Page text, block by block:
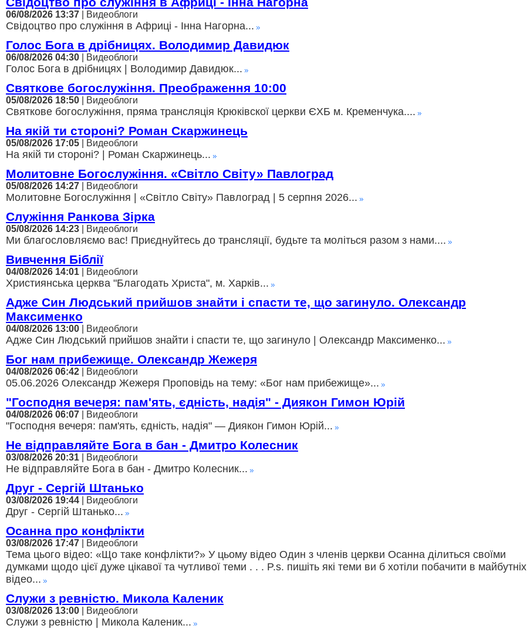
06/08/2026 13:37 | Видеоблоги
Свідоцтво про служіння в Африці - Інна Нагорна...
Голос Бога в дрібницях. Володимир Давидюк
06/08/2026 04:30 | Видеоблоги
Голос Бога в дрібницях | Володимир Давидюк...
Святкове богослужіння. Преображення 10:00
05/08/2026 18:50 | Видеоблоги
Святкове богослужіння, пряма трансляція Крюківскої церкви ЄХБ м. Кременчука....
На якій ти стороні? Роман Скаржинець
05/08/2026 17:05 | Видеоблоги
На якій ти стороні? | Роман Скаржинець...
Молитовне Богослужіння. «Світло Світу» Павлоград
05/08/2026 14:27 | Видеоблоги
Молитовне Богослужіння | «Світло Світу» Павлоград | 5 серпня 2026...
Служіння Ранкова Зірка
05/08/2026 14:23 | Видеоблоги
Ми благословляємо вас! Приєднуйтесь до трансляції, будьте та моліться разом з нами....
Вивчення Біблії
04/08/2026 14:01 | Видеоблоги
Християнська церква "Благодать Христа", м. Харків...
Адже Син Людський прийшов знайти і спасти те, що загинуло. Олександр
Максименко
04/08/2026 13:00 | Видеоблоги
Адже Син Людський прийшов знайти і спасти те, що загинуло | Олександр Максименко...
Бог нам прибежище. Олександр Жежеря
04/08/2026 06:42 | Видеоблоги
05.06.2026 Олександр Жежеря Проповідь на тему: «Бог нам прибежище»...
"Господня вечеря: пам'ять, єдність, надія" - Диякон Гимон Юрій
04/08/2026 06:07 | Видеоблоги
"Господня вечеря: пам'ять, єдність, надія" — Диякон Гимон Юрій...
Не відправляйте Бога в бан - Дмитро Колесник
03/08/2026 20:31 | Видеоблоги
Не відправляйте Бога в бан - Дмитро Колесник...
Друг - Сергій Штанько
03/08/2026 19:44 | Видеоблоги
Друг - Сергій Штанько...
Осанна про конфлікти
03/08/2026 17:47 | Видеоблоги
Тема цього відео: «Що таке конфлікти?» У цьому відео Один з членів церкви Осанна ділиться своїми
думками щодо цієї дуже цікавої та чутливої теми . . . P.s. пишіть які теми ви б хотіли побачити в майбутніх
відео...
Служи з ревністю. Микола Каленик
03/08/2026 13:00 | Видеоблоги
Служи з ревністю | Микола Каленик...